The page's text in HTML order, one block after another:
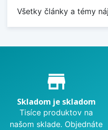
Všetky články a témy
Proč nakupovat u
store_mall_directory
Skladom je skladom
Tisíce produktov na
našom sklade. Objednáte